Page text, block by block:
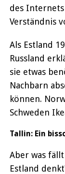
des
Verständnis
Als Estland
Russland
sie etwas
Nachbarn
können.
Schweden
Tallin: Ein
Aber was
Estland